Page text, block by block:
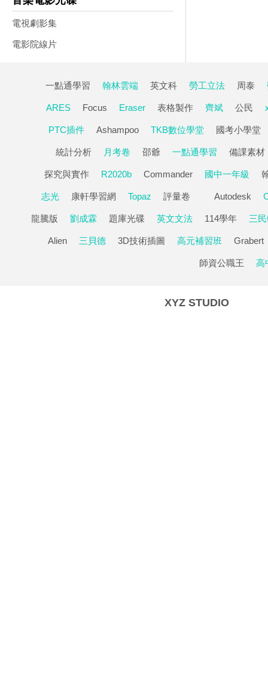
電視劇影集
電影院線片
一點通學習 翰林雲端 英文科 勞工立法 周泰
ARES Focus Eraser 表格製作 齊斌 公民
PTC插件 Ashampoo TKB數位學堂 國考小學堂
統計分析 月考卷 邵爺 一點通學習 備課素材
探究與實作 R2020b Commander 國中一年級
志光 康軒學習網 Topaz 評量卷 Autodesk
龍騰版 劉成霖 題庫光碟 英文文法 114學年 三
Alien 三貝德 3D技術插圖 高元補習班 Grabert
師資公職王 高
XYZ STUDIO